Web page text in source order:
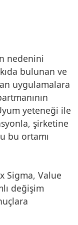
nedenini
bulunan ve
uygulamalara
yeteneği ile
şirketine
bu ortamı
Sigma, Value
değişim